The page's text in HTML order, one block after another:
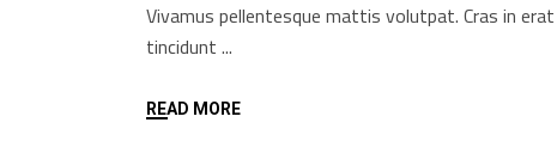
Vivamus pellentesque mattis volutpat. Cras in
tincidunt
READ MORE